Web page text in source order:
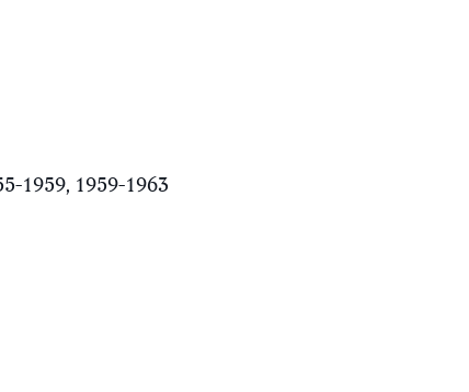
1959, 1959-1963